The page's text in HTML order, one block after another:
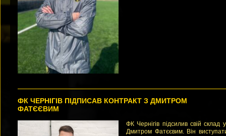
ФК ЧЕРНІГІВ ПІДПИСАВ КОНТРАКТ З ДМИТРОМ
ФАТЄЄВИМ
ФК Чернігів підсилив свій склад
Дмитром Фатєєвим. Він